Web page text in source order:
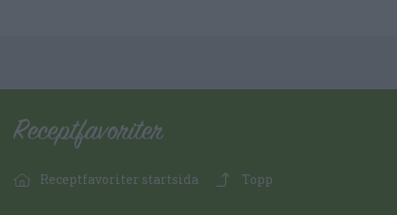
Receptfavoriter startsida Topp